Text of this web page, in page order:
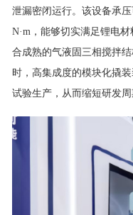
泄漏密闭运行。该设备承
N·m，能够切实满足锂电
合成熟的气液固三相搅拌
时，高集成度的模块化撬
试验生产，从而缩短研发